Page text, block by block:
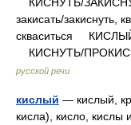
закисать/закиснуть,
скваситься
КИСНУТЬ/
русской речи
кислый — кислый,
кисла), кисло, кислы